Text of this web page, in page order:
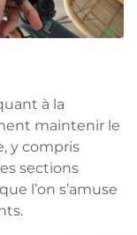
à la
maintenir le
y compris
sections
l’on s’amuse